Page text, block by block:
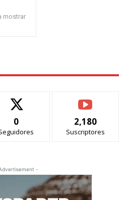
mostrar
0 2,180
Suscriptores
-